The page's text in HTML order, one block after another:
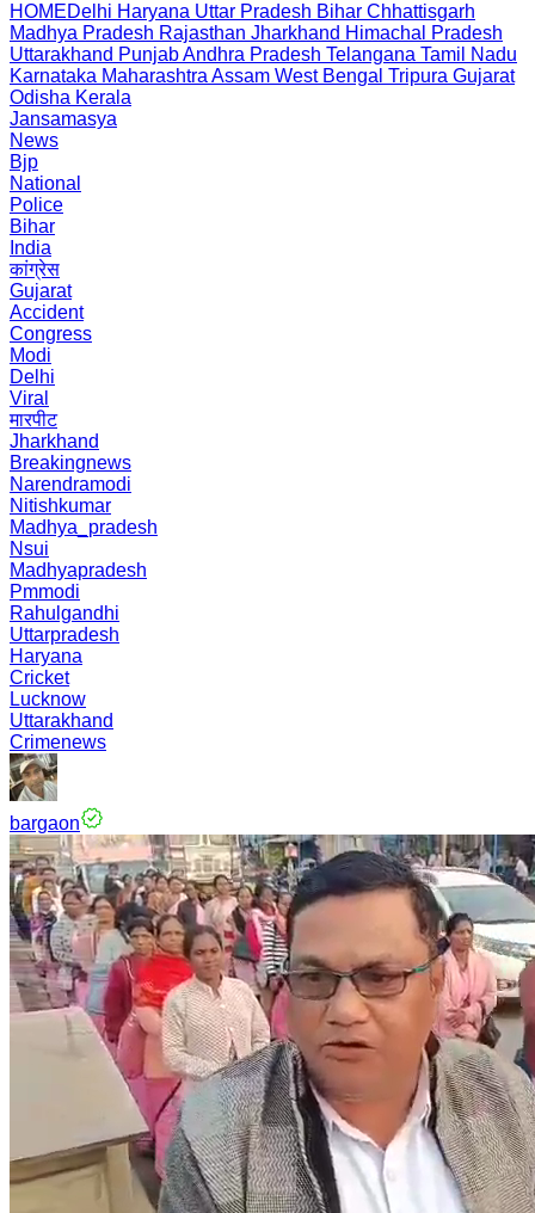
HOMEDelhi Haryana Uttar Pradesh Bihar Chhattisgarh
Madhya Pradesh Rajasthan Jharkhand Himachal Pradesh
Uttarakhand PunjabAndhra Pradesh Telangana Tamil Nadu
Karnataka Maharashtra Assam West Bengal Tripura Gujarat
Odisha Kerala
Jansamasya
News
Bjp
National
Police
Bihar
India
कांग्रेस
Gujarat
Accident
Congress
Modi
Delhi
Viral
मारपीट
Jharkhand
Breakingnews
Narendramodi
Nitishkumar
Madhya_pradesh
Nsui
Madhyapradesh
Pmmodi
Rahulgandhi
Uttarpradesh
Haryana
Cricket
Lucknow
Uttarakhand
Crimenews
bargaon